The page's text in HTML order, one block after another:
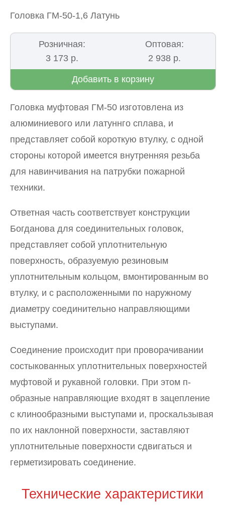
Головка ГМ-50-1,6 Латунь
Розничная:
3 173 р.
Оптовая:
2 938 р.
Добавить в корзину
Головка муфтовая ГМ-50 изготовлена из
алюминиевого или латуннго сплава, и
представляет собой короткую втулку, с одной
стороны которой имеется внутренняя резьба
для навинчивания на патрубки пожарной
техники.
Ответная часть соответствует конструкции
Богданова для соединительных головок,
представляет собой уплотнительную
поверхность, образуемую резиновым
уплотнительным кольцом, вмонтированным во
втулку, и с расположенными по наружному
диаметру соединительно направляющими
выступами.
Соединение происходит при проворачивании
состыкованных уплотнительных поверхностей
муфтовой и рукавной головки. При этом п-
образные направляющие входят в зацепление
с клинообразными выступами и, проскальзывая
по их наклонной поверхности, заставляют
уплотнительные поверхности сдвигаться и
герметизировать соединение.
Технические характеристики